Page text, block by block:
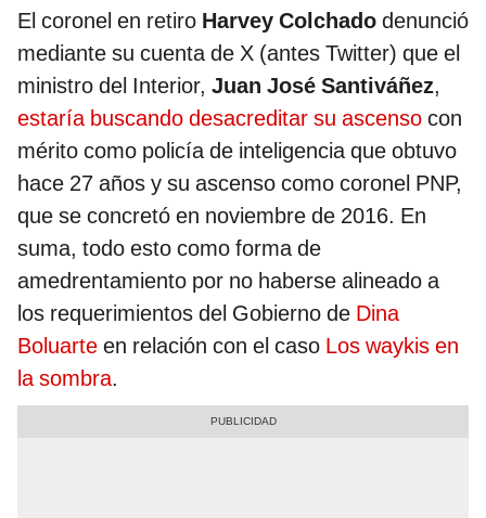
El coronel en retiro Harvey Colchado denunció
mediante su cuenta de X (antes Twitter) que el
ministro del Interior, Juan José Santiváñez,
estaría buscando desacreditar su ascenso con
mérito como policía de inteligencia que obtuvo
hace 27 años y su ascenso como coronel PNP,
que se concretó en noviembre de 2016. En
suma, todo esto como forma de
amedrentamiento por no haberse alineado a
los requerimientos del Gobierno de Dina
Boluarte en relación con el caso Los waykis en
la sombra.